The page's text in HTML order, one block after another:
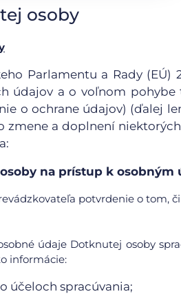
osoby
Parlamentu a Rady (EÚ)
údajov a o voľnom
o ochrane údajov) (ďalej
zmene a doplnení
na prístup k osobným
potvrdenie o tom,
údaje Dotknutej osoby
informácie:
účeloch spracúvania;